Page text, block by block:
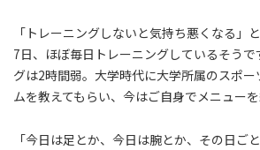
「トレーニングしないと気持ち悪くなる」
7日、ほぼ毎日トレーニングしているそう
グは2時間弱。大学時代に大学所属のスポ
ムを教えてもらい、今はご自身でメニューを
「今日は足とか、今日は腕とか、その日ご